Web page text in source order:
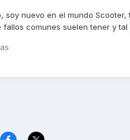
soy nuevo en el mundo
comunes suelen tener y